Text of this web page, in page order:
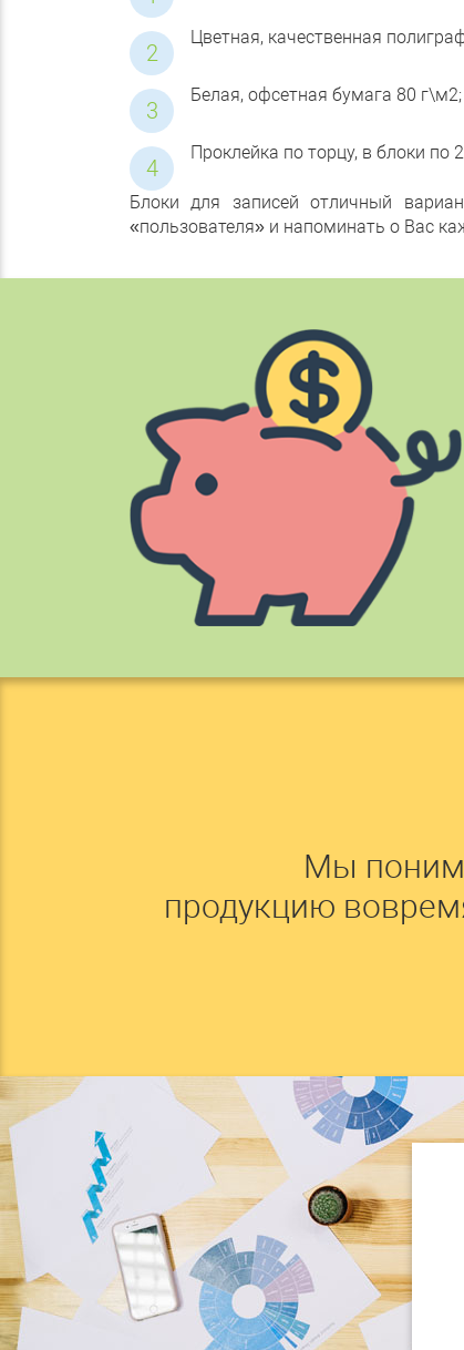
Цветная, качественная
Белая, офсетная бумага 80 г\м2;
Проклейка по торцу, в блоки по
Блоки для записей отличный
«пользователя» и напоминать о Вас
Мы
продукцию